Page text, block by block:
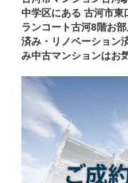
中学区にある 古河市
ランコート古河8階お
済み・リノベーション
み中古マンションはお